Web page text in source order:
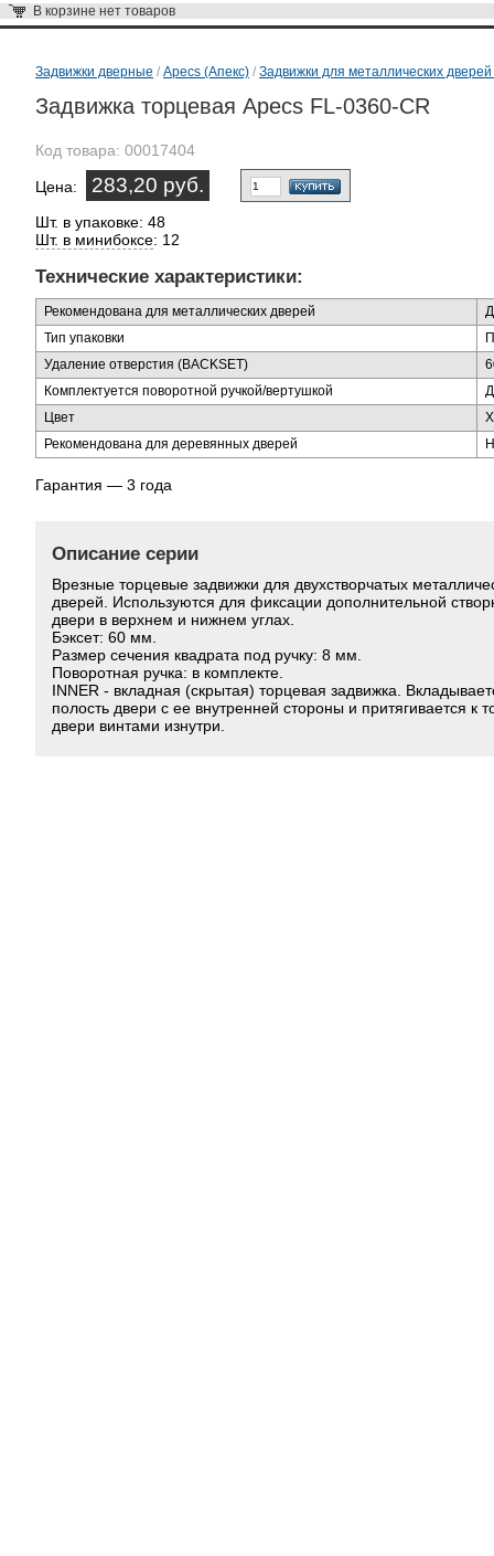
В корзине нет товаров
Задвижки дверные / Apecs (Апекс) / Задвижки для металлических
Задвижка торцевая Apecs FL-0360-CR
Код товара: 00017404
Цена: 283,20 руб.
Шт. в упаковке: 48
Шт. в минибоксе: 12
Технические характеристики:
Рекомендована для металлических дверей
Тип упаковки
Удаление отверстия (BACKSET)
Комплектуется поворотной ручкой/вертушкой
Цвет
Рекомендована для деревянных дверей
Гарантия — 3 года
Описание серии
Врезные торцевые задвижки для двухстворчатых
дверей. Используются для фиксации дополнительной
двери в верхнем и нижнем углах.
Бэксет: 60 мм.
Размер сечения квадрата под ручку: 8 мм.
Поворотная ручка: в комплекте.
INNER - вкладная (скрытая) торцевая задвижка.
полость двери с ее внутренней стороны и притягивается к
двери винтами изнутри.